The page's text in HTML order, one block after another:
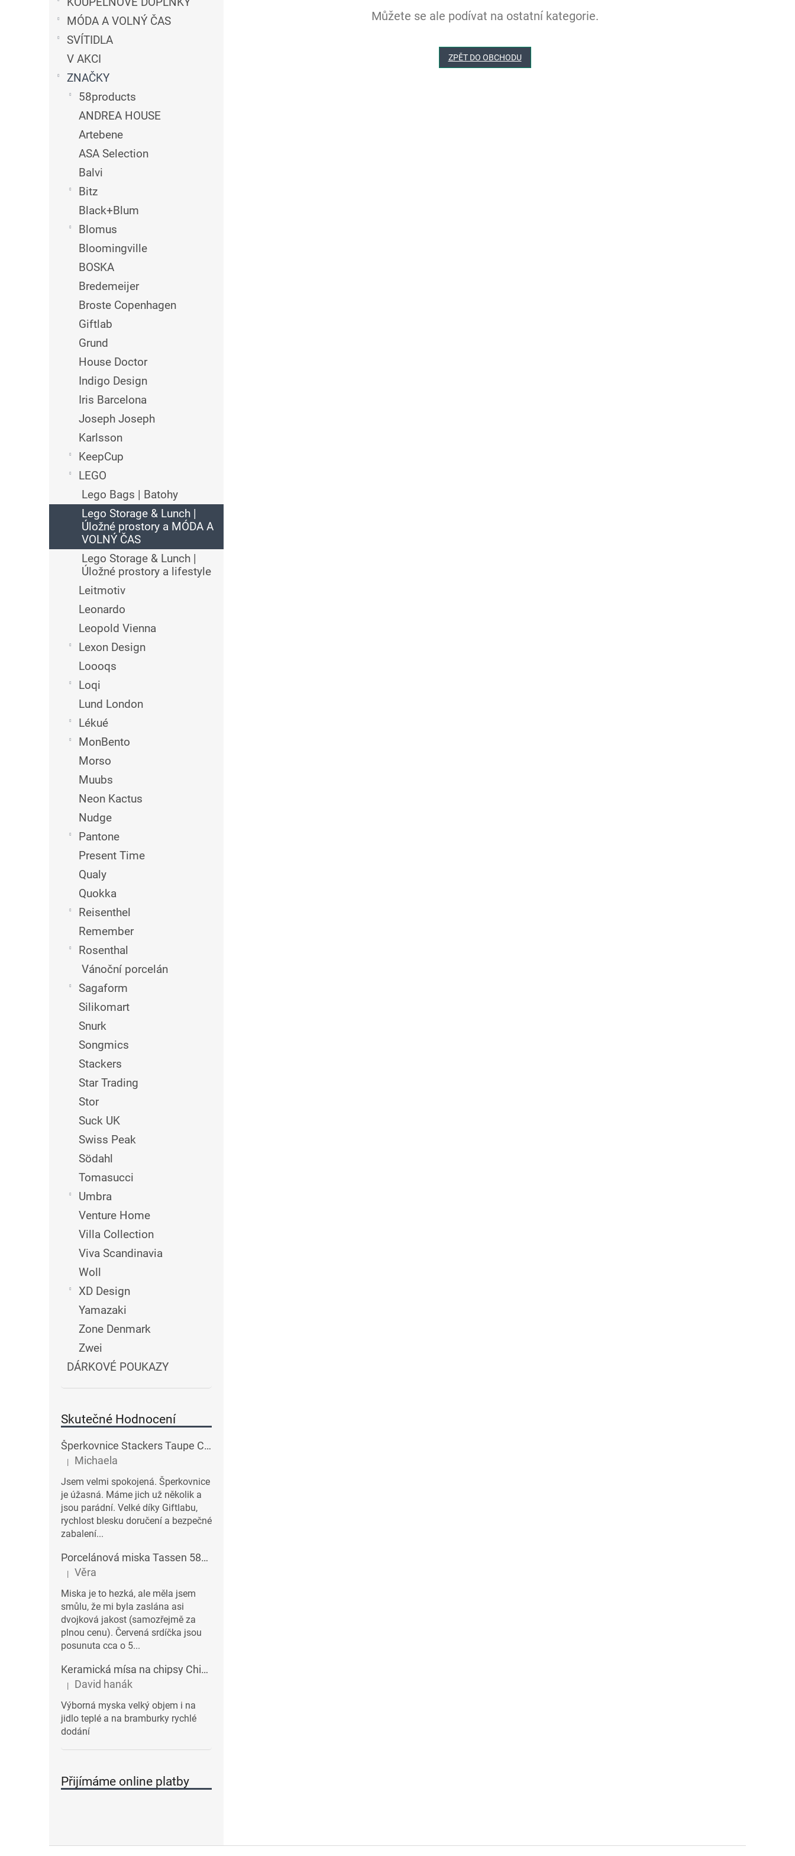
MÓDA A VOLNÝ ČAS
SVÍTIDLA
V AKCI
ZNAČKY
58products
ANDREA HOUSE
Artebene
ASA Selection
Balvi
Bitz
Black+Blum
Blomus
Bloomingville
BOSKA
Bredemeijer
Broste Copenhagen
Giftlab
Grund
House Doctor
Indigo Design
Iris Barcelona
Joseph Joseph
Karlsson
KeepCup
LEGO
Lego Bags | Batohy
Lego Storage & Lunch |
Úložné prostory a MÓDA A
VOLNÝ ČAS
Lego Storage & Lunch |
Úložné prostory a lifestyle
Leitmotiv
Leonardo
Leopold Vienna
Lexon Design
Loooqs
Loqi
Lund London
Lékué
MonBento
Morso
Muubs
Neon Kactus
Nudge
Pantone
Present Time
Qualy
Quokka
Reisenthel
Remember
Rosenthal
Vánoční porcelán
Sagaform
Silikomart
Snurk
Songmics
Stackers
Star Trading
Stor
Suck UK
Swiss Peak
Södahl
Tomasucci
Umbra
Venture Home
Villa Collection
Viva Scandinavia
Woll
XD Design
Yamazaki
Zone Denmark
Zwei
DÁRKOVÉ POUKAZY
Skutečné Hodnocení
Šperkovnice Stackers Taupe Classic Charm Jewellery Box Lid | šedobéžová
Hodnocení produktu je 5 z 5 hvězdiček.
| Michaela
Jsem velmi spokojená. Šperkovnice
je úžasná. Máme jich už několik a
jsou parádní. Velké díky Giftlabu,
rychlost blesku doručení a bezpečné
zabalení...
Porcelánová miska Tassen 58products 500 ml Heartful s červenými srdíčky| bílá
Hodnocení produktu je 3 z 5 hvězdiček.
| Věra
Miska je to hezká, ale měla jsem
smůlu, že mi byla zaslána asi
dvojková jakost (samozřejmě za
plnou cenu). Červená srdíčka jsou
posunuta cca o 5...
Keramická mísa na chipsy Chips BALVI | modrá
Hodnocení produktu je 5 z 5 hvězdiček.
| David hanák
Výborná myska velký objem i na
jidlo teplé a na bramburky rychlé
dodání
Přijímáme online platby
Můžete se ale podívat na ostatní kategorie.
ZPĚT DO OBCHODU